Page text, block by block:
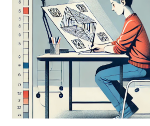
ばかりのアセスメントを詳しく考えてみる
出が明らかに難しいケースだったけど、視
度はまったく問題なく保たれていた。-
に対するスレッドのようだ。 私も以前に何
ーンに出会ったことがあって似たようなこ
るけど、ぜんぜん専門外だったから。あな
ろうけど、語音整列はたぶんより複雑な課
のも、数唱のように単に数字を扱うんじゃ
数字という）二種類の情報を使ってそれを